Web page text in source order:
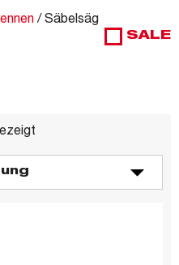
/ Säbelsäg
SALE